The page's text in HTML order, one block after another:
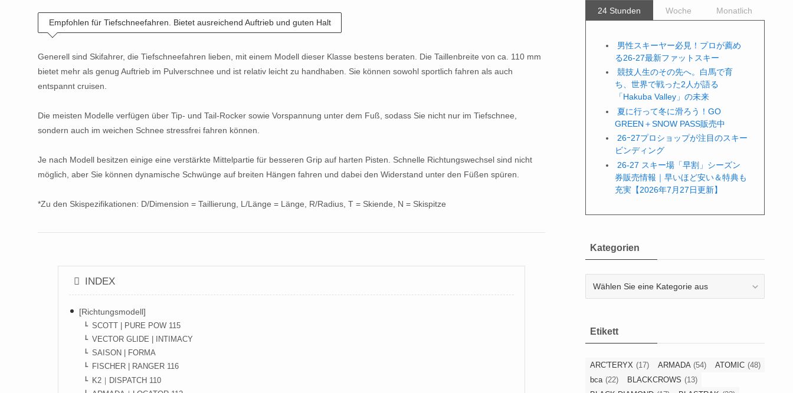
Empfohlen für Tiefschneefahren. Bietet ausreichend Auftrieb und guten Halt
Generell sind Skifahrer, die Tiefschneefahren lieben, mit einem Modell dieser Klasse bestens beraten. Die Taillenbreite von ca. 110 mm
bietet mehr als genug Auftrieb im Pulverschnee und ist relativ leicht zu handhaben. Sie können sowohl sportlich fahren als auch
entspannt cruisen.
Die meisten Modelle verfügen über Tip- und Tail-Rocker sowie Vorspannung unter dem Fuß, sodass Sie nicht nur im Tiefschnee,
sondern auch im weichen Schnee stressfrei fahren können.
Je nach Modell besitzen einige eine verstärkte Mittelpartie für besseren Grip auf harten Pisten. Schnelle Richtungswechsel sind nicht
möglich, aber Sie können dynamische Schwünge auf breiten Hängen fahren und dabei den Widerstand unter den Füßen spüren.
*Zu den Skispezifikationen: D/Dimension = Taillierung, L/Länge = Länge, R/Radius, T = Skiende, N = Skispitze
INDEX
[Richtungsmodell]
SCOTT | PURE POW 115
VECTOR GLIDE | INTIMACY
SAISON | FORMA
FISCHER | RANGER 116
K2｜DISPATCH 110
24 Stunden Woche Monatlich
男性スキーヤー必見！プロが薦め
る26-27最新ファットスキー
競技人生のその先へ。白馬で育
ち、世界で戦った2人が語る
「Hakuba Valley」の未来
夏に行って冬に滑ろう！GO
GREEN＋SNOW PASS販売中
26ｰ27プロショップが注目のスキー
ビンディング
26-27 スキー場「早割」シーズン
券販売情報｜早いほど安い＆特典も
充実【2026年7月27日更新】
Kategorien
Etikett
ARC'TERYX (17) ARMADA (54) ATOMIC (48)
bca (22) BLACKCROWS (13)